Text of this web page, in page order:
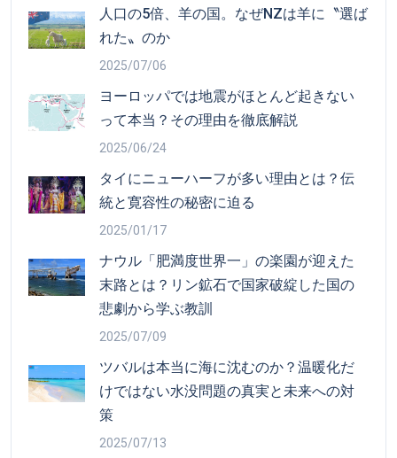
人口の5倍、羊の国。なぜNZは羊に〝選ば
れた〟のか
2025/07/06
ヨーロッパでは地震がほとんど起きない
って本当？その理由を徹底解説
2025/06/24
タイにニューハーフが多い理由とは？伝
統と寛容性の秘密に迫る
2025/01/17
ナウル「肥満度世界一」の楽園が迎えた
末路とは？リン鉱石で国家破綻した国の
悲劇から学ぶ教訓
2025/07/09
ツバルは本当に海に沈むのか？温暖化だ
けではない水没問題の真実と未来への対
策
2025/07/13